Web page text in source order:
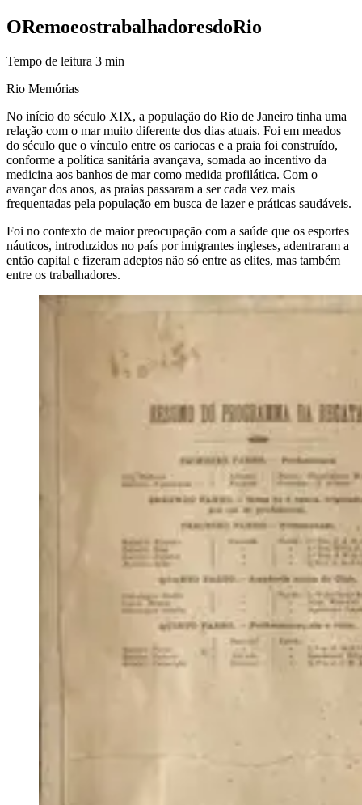
ORemoeostrabalhadoresdoRio
Tempo de leitura 3 min
Rio Memórias
No início do século XIX, a população do Rio de Janeiro tinha uma
relação com o mar muito diferente dos dias atuais. Foi em meados
do século que o vínculo entre os cariocas e a praia foi construído,
conforme a política sanitária avançava, somada ao incentivo da
medicina aos banhos de mar como medida profilática. Com o
avançar dos anos, as praias passaram a ser cada vez mais
frequentadas pela população em busca de lazer e práticas saudáveis.
Foi no contexto de maior preocupação com a saúde que os esportes
náuticos, introduzidos no país por imigrantes ingleses, adentraram a
então capital e fizeram adeptos não só entre as elites, mas também
entre os trabalhadores.